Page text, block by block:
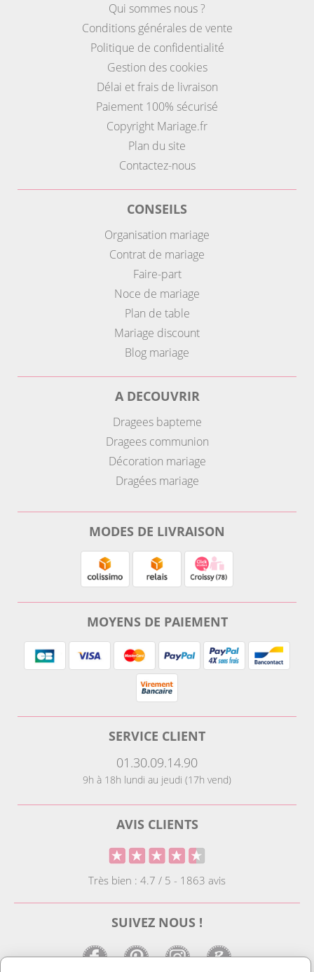
Qui sommes nous ?
Conditions générales de vente
Politique de confidentialité
Gestion des cookies
Délai et frais de livraison
Paiement 100% sécurisé
Copyright Mariage.fr
Plan du site
Contactez-nous
CONSEILS
Organisation mariage
Contrat de mariage
Faire-part
Noce de mariage
Plan de table
Mariage discount
Blog mariage
A DECOUVRIR
Dragees bapteme
Dragees communion
Décoration mariage
Dragées mariage
MODES DE LIVRAISON
MOYENS DE PAIEMENT
SERVICE CLIENT
01.30.09.14.90
9h à 18h lundi au jeudi (17h vend)
AVIS CLIENTS
Très bien : 4.7 / 5 - 1863 avis
SUIVEZ NOUS !